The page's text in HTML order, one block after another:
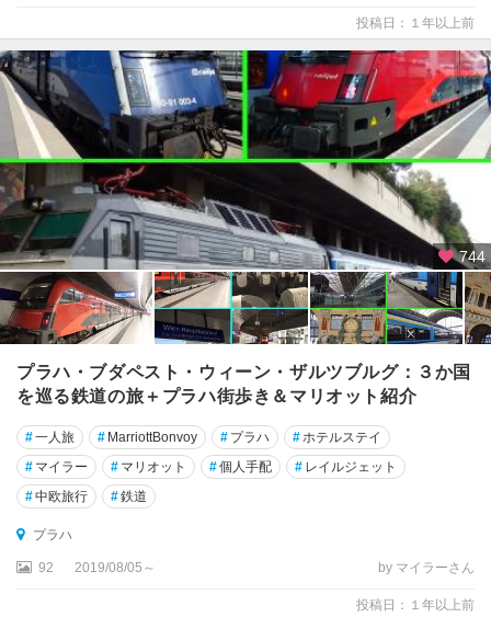
投稿日：１年以上前
744
プラハ・ブダペスト・ウィーン・ザルツブルグ：３か国
を巡る鉄道の旅＋プラハ街歩き＆マリオット紹介
#一人旅 # MarriottBonvoy # プラハ #ホテルステイ
# マイラー # マリオット #個人手配 # レイルジェット
#中欧旅行 #鉄道
プラハ
92 2019/08/05～ by マイラーさん
投稿日：１年以上前